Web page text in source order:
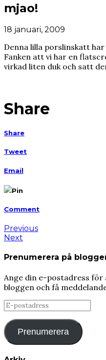
mjao!
18 januari, 2009
Denna lilla porslinskatt
Fanken att vi har en
virkad liten duk och satt
Share
Share
Tweet
Email
Pin
Comment
Previous
Next
Prenumerera på
Ange din e-postadress
bloggen och få
E-
postadress
Prenumerera